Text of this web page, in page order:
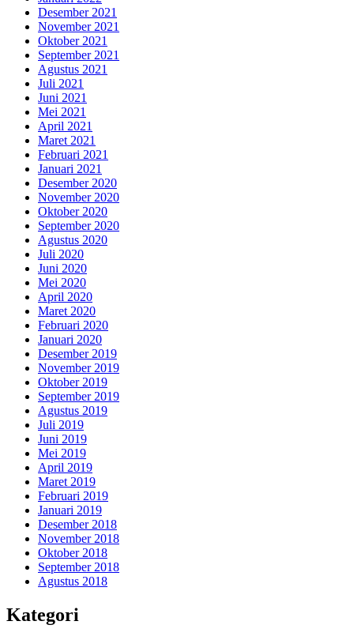
Desember 2021
November 2021
Oktober 2021
September 2021
Agustus 2021
Juli 2021
Juni 2021
Mei 2021
April 2021
Maret 2021
Februari 2021
Januari 2021
Desember 2020
November 2020
Oktober 2020
September 2020
Agustus 2020
Juli 2020
Juni 2020
Mei 2020
April 2020
Maret 2020
Februari 2020
Januari 2020
Desember 2019
November 2019
Oktober 2019
September 2019
Agustus 2019
Juli 2019
Juni 2019
Mei 2019
April 2019
Maret 2019
Februari 2019
Januari 2019
Desember 2018
November 2018
Oktober 2018
September 2018
Agustus 2018
Kategori